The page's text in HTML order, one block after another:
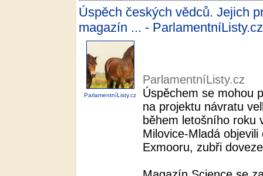
Úspěch českých vědců. Jejich
magazín ... - ParlamentníListy.cz
ParlamentníListy.cz
ParlamentníListy.cz
Úspěchem se mohou
na projektu návratu
během letošního roku
Milovice-Mladá
Exmooru, zubři